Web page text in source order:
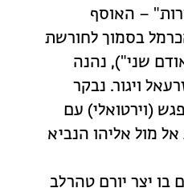
– האוסף
בסמוך לחורשת
שני"), נהנה
ויגור. נבקר
(וירטואלי) עם
מול אליהו הנביא
בו יצר יורם טהרלב